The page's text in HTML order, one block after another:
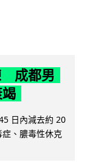
成都男
日內減去約 20
、膿毒性休克